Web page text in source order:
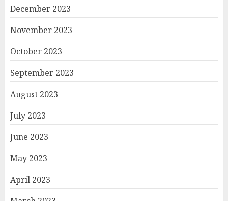
December 2023
November 2023
October 2023
September 2023
August 2023
July 2023
June 2023
May 2023
April 2023